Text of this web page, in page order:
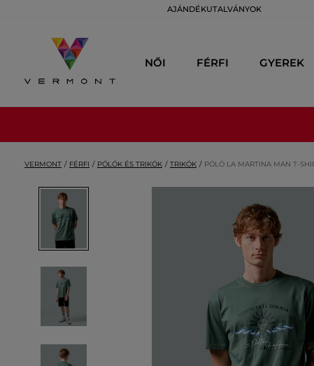
AJÁNDÉKUTALVÁNYOK
NŐI FÉRFI GYEREK
VERMONT FÉRFI PÓLÓK ÉS TRIKÓK TRIKÓK PÓLÓ LA MARTINA MAN T-